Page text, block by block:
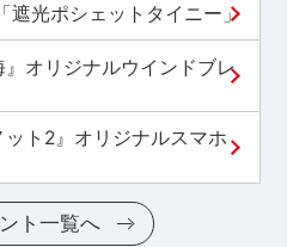
遮光ポシェットタイニー」
オリジナルウインドブレ
ト2』オリジナルスマホ
ト一覧へ